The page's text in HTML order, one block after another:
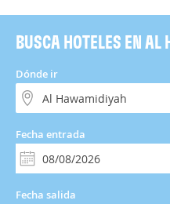
BUSCA HOTELES EN
Dónde ir
Fecha entrada
Fecha salida